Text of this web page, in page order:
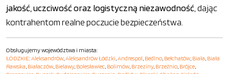
jakość, uczciwość oraz logistyczną niezawodność, dając
kontrahentom realne poczucie bezpieczeństwa.
Obsługujemy województwa i miasta:
ŁÓDZKIE:Aleksandrów,Aleksandrów Łódzki,Andrespol, Bedlno, Bełchatów, Biała, Biała
Rawska, Białaczów, Bielawy, Bolesławiec, Bolimów, Brzeziny, Brzeźnio, Brójce,